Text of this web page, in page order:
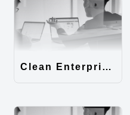
Clean Enterprise主题汉化包